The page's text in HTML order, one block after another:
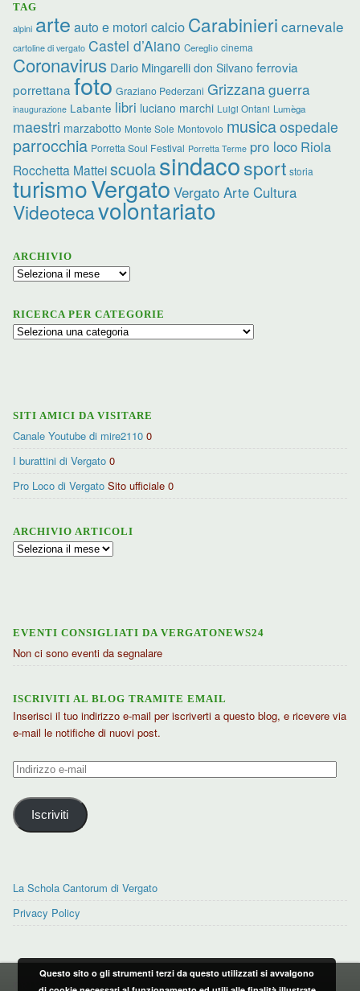
TAG
alpini arte auto e motori calcio Carabinieri carnevale
cartoline di vergato Castel d’Aiano Cereglio cinema
Coronavirus Dario Mingarelli don Silvano ferrovia
porrettana foto Graziano Pederzani Grizzanaguerra
inaugurazione Labante libri luciano marchi Luigi Ontani Lumèga
maestri marzabotto Monte Sole Montovolo musicaospedale
parrocchia Porretta Soul Festival Porretta Terme pro loco Riola
Rocchetta Matteiscuolasindacosport storia
turismoVergato Vergato Arte Cultura
Videotecavolontariato
ARCHIVIO
Archivio
RICERCA PER CATEGORIE
Ricerca
SITI AMICI DA VISITARE
Canale Youtube di mire21100
I burattini di Vergato0
Pro Loco di VergatoSito ufficiale 0
ARCHIVIO ARTICOLI
Archivio
EVENTI CONSIGLIATI DA VERGATONEWS24
Non ci sono eventi da segnalare
ISCRIVITI AL BLOG TRAMITE EMAIL
Inserisci il tuo indirizzo e-mail per iscriverti a questo blog, e ricevere via
e-mail le notifiche di nuovi post.
Indirizzo
mail
Iscriviti
La Schola Cantorum di Vergato
Privacy Policy
PRIVACY POLICY
Questo sito o gli strumenti terzi da questo utilizzati si avvalgono